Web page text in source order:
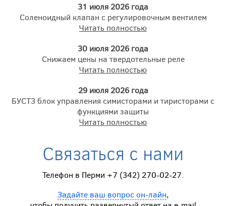
31 июля 2026 года
Соленоидный клапан с регулировочным вентилем
Читать полностью
30 июля 2026 года
Снижаем цены на твердотельные реле
Читать полностью
29 июля 2026 года
БУСТ3 блок управления симисторами и тиристорами с
функциями защиты
Читать полностью
Связаться с нами
Телефон в Перми +7 (342) 270-02-27.
Задайте ваш вопрос он-лайн,